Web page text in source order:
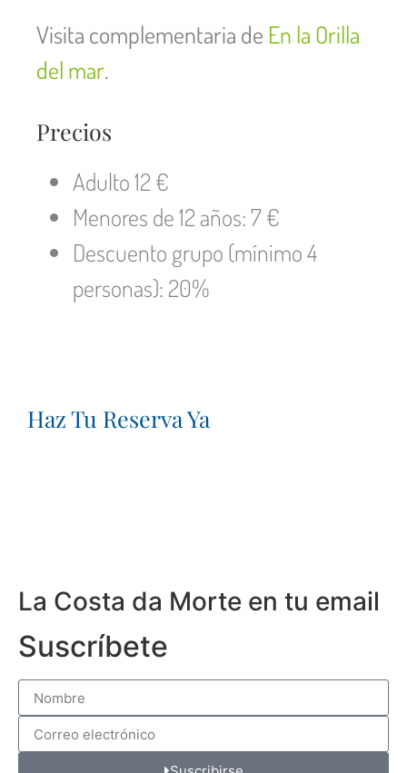
Visita complementaria de En la Orilla
del mar.
Precios
Adulto 12 €
Menores de 12 años: 7 €
Descuento grupo (mínimo 4
personas): 20%
Haz Tu Reserva Ya
La Costa da Morte en tu email
Suscríbete